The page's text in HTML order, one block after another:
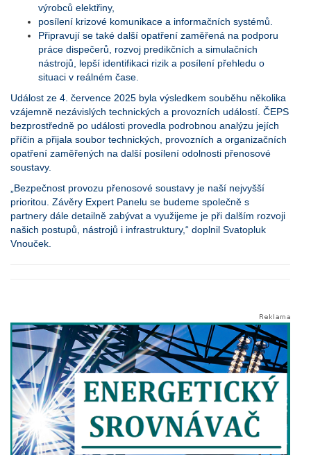
výrobců elektřiny,
posílení krizové komunikace a informačních systémů.
Připravují se také další opatření zaměřená na podporu
práce dispečerů, rozvoj predikčních a simulačních
nástrojů, lepší identifikaci rizik a posílení přehledu o
situaci v reálném čase.
Událost ze 4. července 2025 byla výsledkem souběhu několika
vzájemně nezávislých technických a provozních událostí. ČEPS
bezprostředně po události provedla podrobnou analýzu jejích
příčin a přijala soubor technických, provozních a organizačních
opatření zaměřených na další posílení odolnosti přenosové
soustavy.
„Bezpečnost provozu přenosové soustavy je naší nejvyšší
prioritou. Závěry Expert Panelu se budeme společně s
partnery dále detailně zabývat a využijeme je při dalším rozvoji
našich postupů, nástrojů i infrastruktury,“ doplnil Svatopluk
Vnouček.